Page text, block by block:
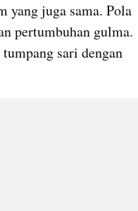
yang juga sama. Pola
pertumbuhan gulma.
sari dengan